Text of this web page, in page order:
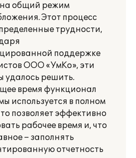
общий режим
Этот процесс
трудности,
поддержке
ООО «УмКо», эти
удалось решить.
время функционал
используется в полном
позволяет эффективно
рабочее время и, что
– заполнять
отчетность